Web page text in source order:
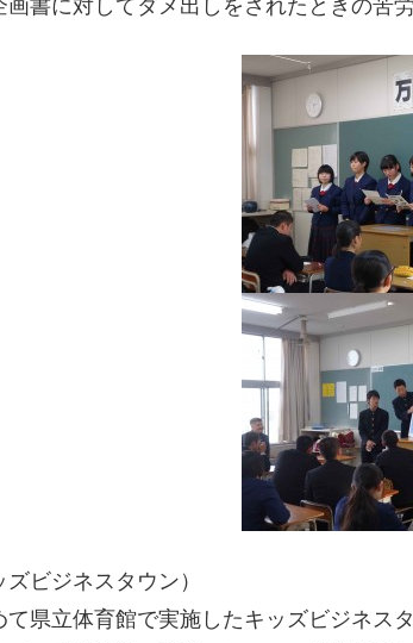
画書に対してダメ出しをされたときの苦
ズビジネスタウン）
て県立体育館で実施したキッズビジネス